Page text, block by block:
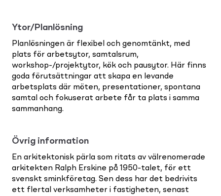
Ytor/Planlösning
Planlösningen är flexibel och genomtänkt, med
plats för arbetsytor, samtalsrum,
workshop-/projektytor, kök och pausytor. Här finns
goda förutsättningar att skapa en levande
arbetsplats där möten, presentationer, spontana
samtal och fokuserat arbete får ta plats i samma
sammanhang.
Övrig information
En arkitektonisk pärla som ritats av välrenomerade
arkitekten Ralph Erskine på 1950-talet, för ett
svenskt sminkföretag. Sen dess har det bedrivits
ett flertal verksamheter i fastigheten, senast